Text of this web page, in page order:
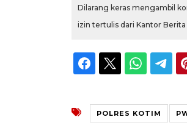
Dilarang keras mengambil
izin tertulis dari Kantor Berita
POLRES KOTIM